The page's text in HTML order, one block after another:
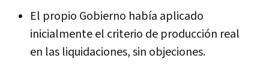
El propio Gobierno había aplicado
inicialmente el criterio de producción real
en las liquidaciones, sin objeciones.